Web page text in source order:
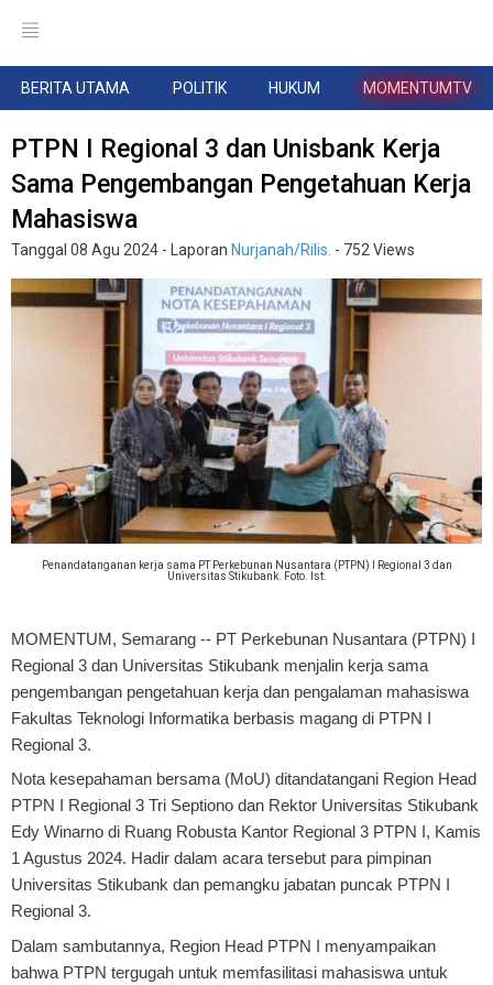
BERITA UTAMA POLITIK HUKUM MOMENTUMTV
PTPN I Regional 3 dan Unisbank Kerja
Sama Pengembangan Pengetahuan Kerja
Mahasiswa
Tanggal 08 Agu 2024 - Laporan Nurjanah/Rilis. - 752 Views
Penandatanganan kerja sama PT Perkebunan Nusantara (PTPN) I Regional 3 dan
Universitas Stikubank. Foto. Ist.
MOMENTUM, Semarang -- PT Perkebunan Nusantara (PTPN) I
Regional 3 dan Universitas Stikubank menjalin kerja sama
pengembangan pengetahuan kerja dan pengalaman mahasiswa
Fakultas Teknologi Informatika berbasis magang di PTPN I
Regional 3.
Nota kesepahaman bersama (MoU) ditandatangani Region Head
PTPN I Regional 3 Tri Septiono dan Rektor Universitas Stikubank
Edy Winarno di Ruang Robusta Kantor Regional 3 PTPN I, Kamis
1 Agustus 2024. Hadir dalam acara tersebut para pimpinan
Universitas Stikubank dan pemangku jabatan puncak PTPN I
Regional 3.
Dalam sambutannya, Region Head PTPN I menyampaikan
bahwa PTPN tergugah untuk memfasilitasi mahasiswa untuk